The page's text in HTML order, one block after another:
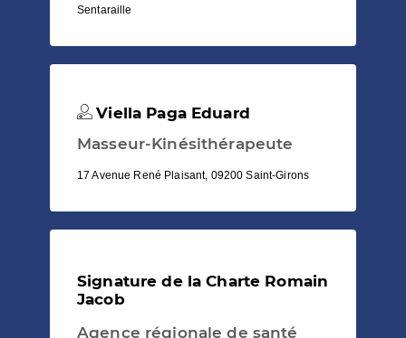
Sentaraille
Viella Paga Eduard
Masseur-Kinésithérapeute
17 Avenue René Plaisant, 09200 Saint-Girons
Signature de la Charte Romain
Jacob
Agence régionale de santé